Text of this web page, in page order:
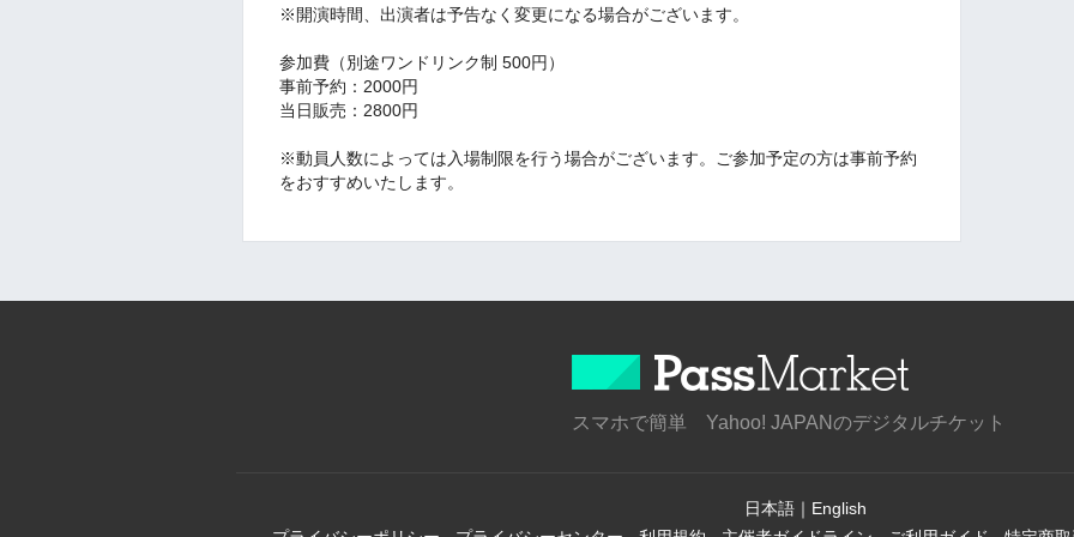
※開演時間、出演者は予告なく変更になる場合がございます。
参加費（別途ワンドリンク制 500円）
事前予約：2000円
当日販売：2800円
※動員人数によっては入場制限を行う場合がございます。ご参加予定の方は事前予約
をおすすめいたします。
スマホで簡単 Yahoo! JAPANのデジタルチケット
日本語 ｜ English